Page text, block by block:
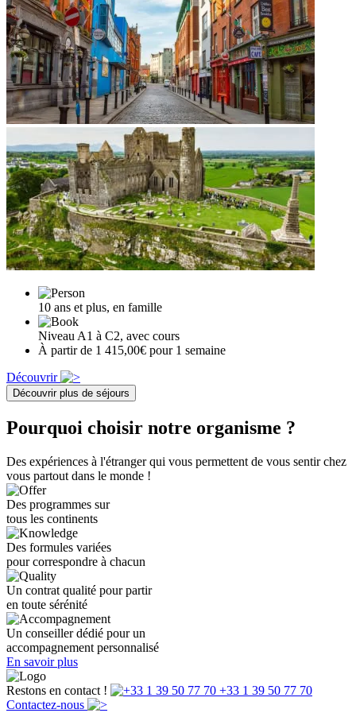
10 ans et plus, en famille
Niveau A1 à C2, avec cours
À partir de 1 415,00€ pour 1 semaine
Découvrir
Découvrir plus de séjours
Pourquoi choisir notre organisme ?
Des expériences à l'étranger qui vous permettent de vous sentir chez
vous partout dans le monde !
Des programmes sur
tous les continents
Des formules variées
pour correspondre à chacun
Un contrat qualité pour partir
en toute sérénité
Un conseiller dédié pour un
accompagnement personnalisé
En savoir plus
Restons en contact !
+33 1 39 50 77 70
Contactez-nous